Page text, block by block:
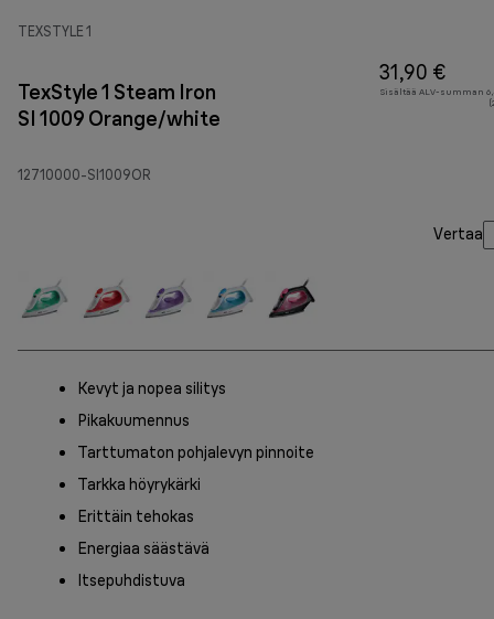
TEXSTYLE 1
TexStyle 1 Steam Iron
SI 1009 Orange/white
12710000-SI1009OR
31,90 €
Sisältää ALV-summan
Vertaa
Kevyt ja nopea silitys
Pikakuumennus
Tarttumaton pohjalevyn pinnoite
Tarkka höyrykärki
Erittäin tehokas
Energiaa säästävä
Itsepuhdistuva